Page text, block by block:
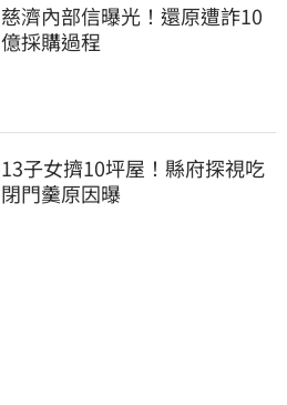
慈濟內部信曝光！還原遭詐10
億採購過程
13子女擠10坪屋！縣府探視吃
閉門羹原因曝